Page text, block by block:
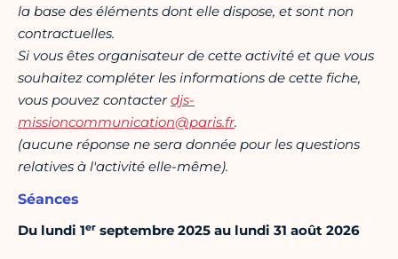
la base des éléments dont elle dispose, et sont non
contractuelles.
Si vous êtes organisateur de cette activité et que vous
souhaitez compléter les informations de cette fiche,
vous pouvez contacterdjs-
missioncommunication@paris.fr.
(aucune réponse ne sera donnée pour les questions
relatives à l'activité elle-même).
Séances
Du lundi 1er septembre 2025 au lundi 31 août 2026